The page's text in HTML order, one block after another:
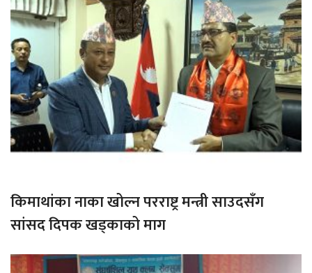
किमाथांका नाका खोल्न परराष्ट्र मन्त्री साउदसँग
सांसद दिपक खड्काको माग